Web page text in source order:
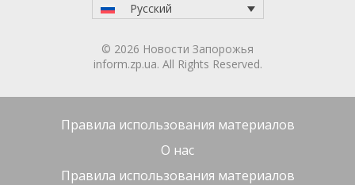
Русский
© 2026 Новости Запорожья
inform.zp.ua. All Rights Reserved.
Правила использования материалов
О нас
Правила использования материалов